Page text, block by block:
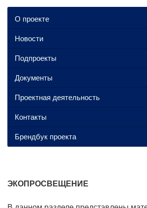
ЭКОПРОСВЕЩЕНИЕ
О проекте
Новости
Подпроекты
Документы
Проектная деятельность
Контакты
Брендбук проекта